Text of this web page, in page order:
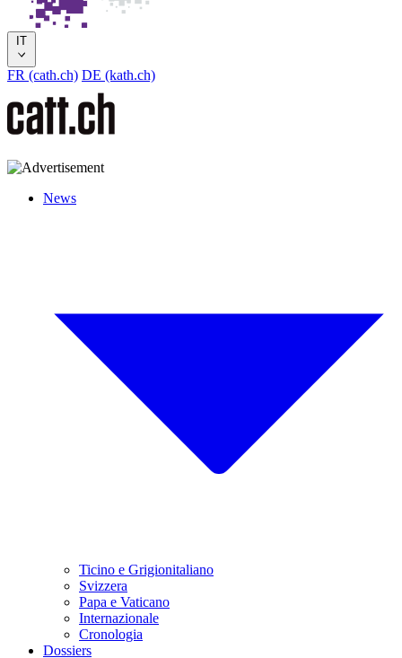
IT
FR (cath.ch) DE (kath.ch)
News
Ticino e Grigionitaliano
Svizzera
Papa e Vaticano
Internazionale
Cronologia
Dossiers